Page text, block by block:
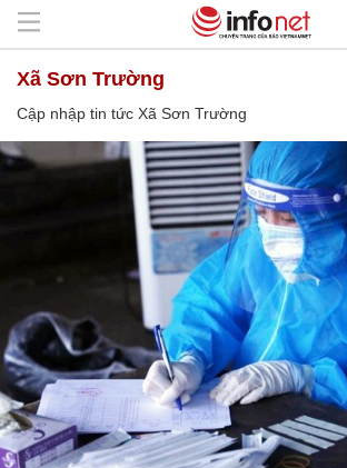
Xã Sơn Trường
Cập nhập tin tức Xã Sơn Trường